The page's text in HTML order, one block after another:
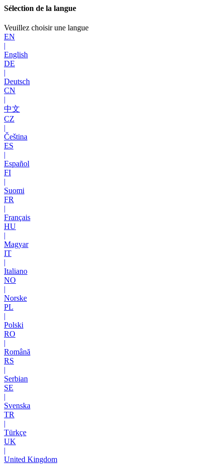
Sélection de la langue
Veuillez choisir une langue
EN
|
English
DE
|
Deutsch
CN
|
中文
CZ
|
Čeština
ES
|
Español
FI
|
Suomi
FR
|
Français
HU
|
Magyar
IT
|
Italiano
NO
|
Norske
PL
|
Polski
RO
|
Română
RS
|
Serbian
SE
|
Svenska
TR
|
Türkçe
UK
|
United Kingdom